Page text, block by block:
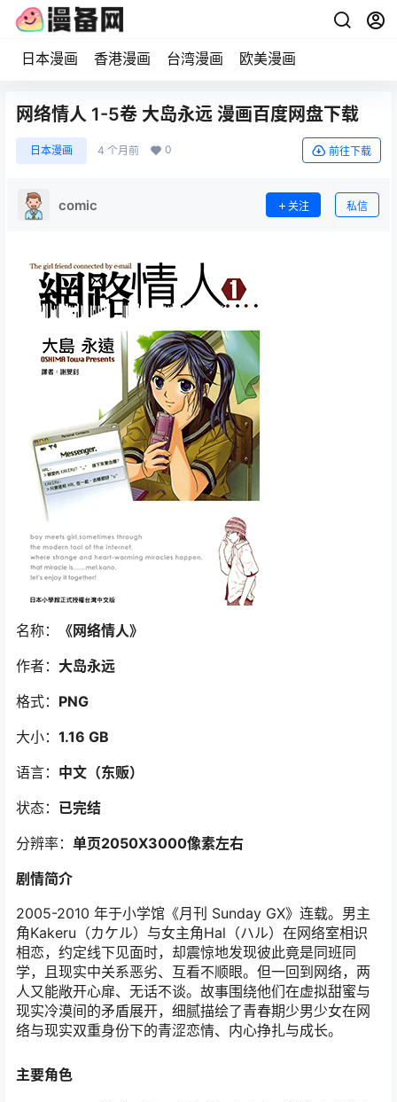
日本漫画 香港漫画 台湾漫画 欧美漫画
网络情人 1-5卷 大岛永远 漫画百度网盘下载
日本漫画 4 个月前 0 前往下载
comic 关注 私信
名称：
《网络情人》
作者： 大岛永远
格式： PNG
大小： 1.16 GB
语言： 中文（东贩）
状态： 已完结
分辨率： 单页2050X3000像素左右
剧情简介
2005-2010 年于小学馆《月刊 Sunday GX》连载。男主
角Kakeru（カケル）与女主角Hal（ハル）在网络室相识
相恋，约定线下见面时，却震惊地发现彼此竟是同班同
学，且现实中关系恶劣、互看不顺眼。但一回到网络，两
人又能敞开心扉、无话不谈。故事围绕他们在虚拟甜蜜与
现实冷漠间的矛盾展开，细腻描绘了青春期少男少女在网
络与现实双重身份下的青涩恋情、内心挣扎与成长。
主要角色